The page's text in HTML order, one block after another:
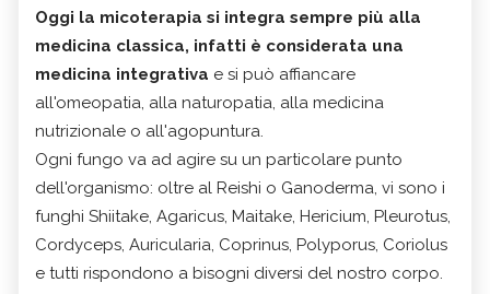
Oggi la micoterapia si integra sempre più alla
medicina classica, infatti è considerata una
medicina integrativa e si può affiancare
all'omeopatia, alla naturopatia, alla medicina
nutrizionale o all'agopuntura.
Ogni fungo va ad agire su un particolare punto
dell'organismo: oltre al Reishi o Ganoderma, vi sono i
funghi Shiitake, Agaricus, Maitake, Hericium, Pleurotus,
Cordyceps, Auricularia, Coprinus, Polyporus, Coriolus
e tutti rispondono a bisogni diversi del nostro corpo.